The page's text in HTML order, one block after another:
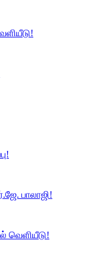
பாலாஜி!
வெளியீடு!